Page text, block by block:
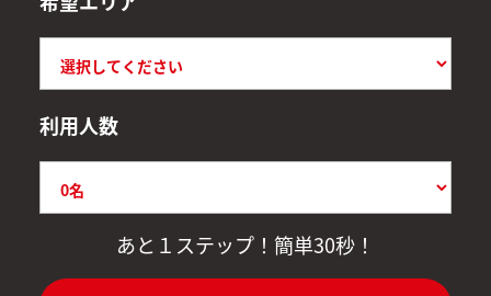
利用人数
あと１ステップ！簡単30秒！